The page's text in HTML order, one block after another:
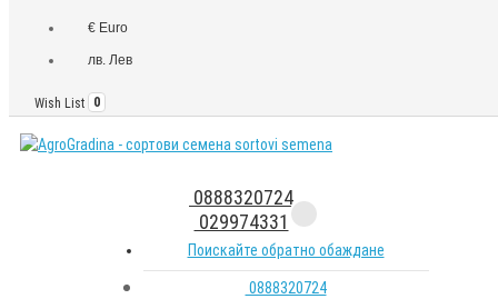
€ Euro
лв. Лев
Wish List 0
0888320724
029974331
Поискайте обратно обаждане
0888320724